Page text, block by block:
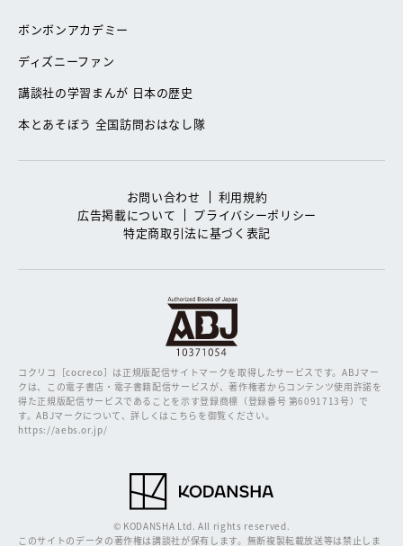
ボンボンアカデミー
ディズニーファン
講談社の学習まんが 日本の歴史
本とあそぼう 全国訪問おはなし隊
お問い合わせ
利用規約
広告掲載について
プライバシーポリシー
特定商取引法に基づく表記
コクリコ［cocreco］は正規版配信サイトマークを取得したサービスです。ABJマー
クは、この電子書店・電子書籍配信サービスが、著作権者からコンテンツ使用許諾を
得た正規版配信サービスであることを示す登録商標（登録番号 第6091713号）で
す。ABJマークについて、詳しくはこちらを御覧ください。
https://aebs.or.jp/
© KODANSHA Ltd. All rights reserved.
このサイトのデータの著作権は講談社が保有します。無断複製転載放送等は禁止しま